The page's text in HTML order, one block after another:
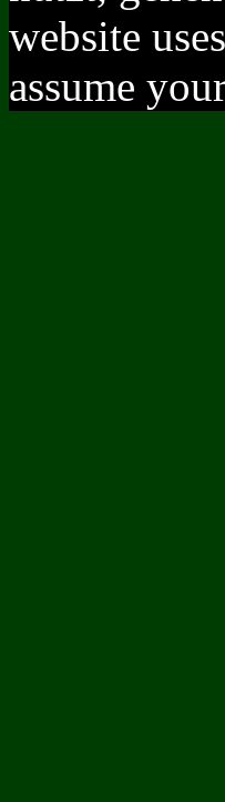
website
assume